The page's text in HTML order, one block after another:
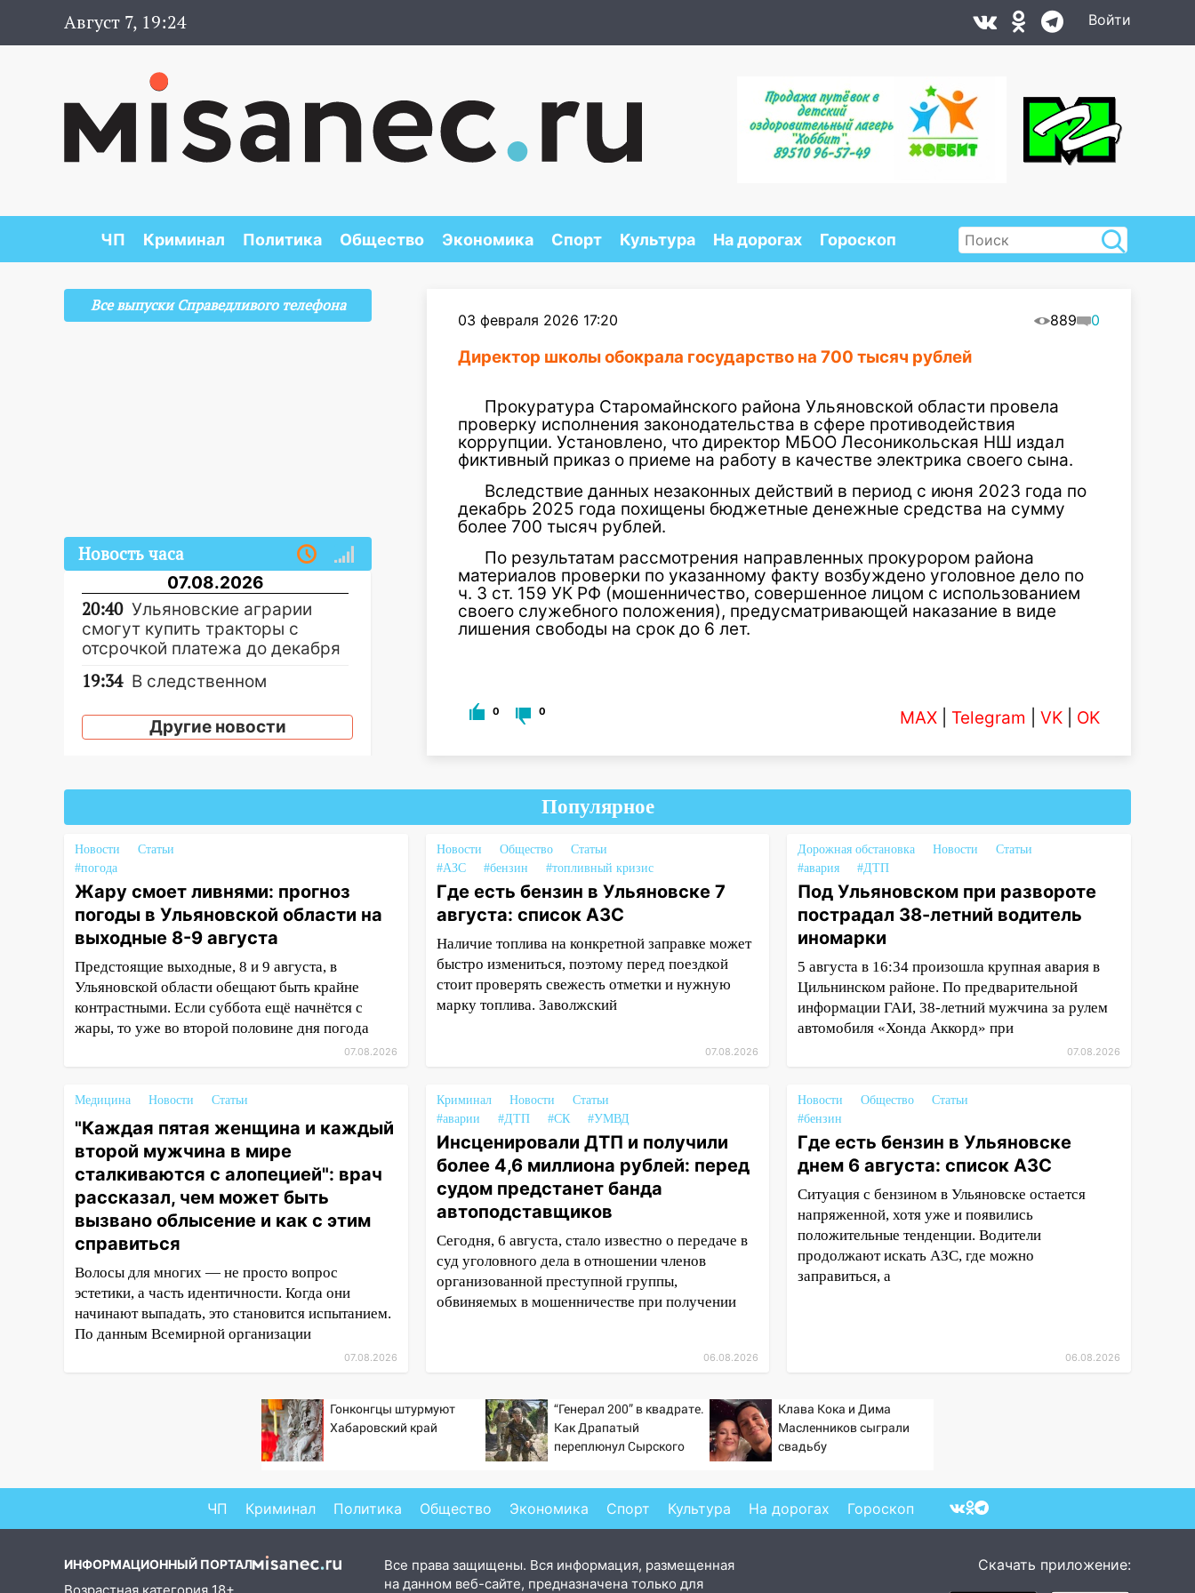
Август 7, 19:24 Войти
ЧП Криминал Политика Общество Экономика Спорт Культура На дорогах Гороскоп
03 февраля 2026 17:20 889 0
Директор школы обокрала государство на 700 тысяч рублей
Прокуратура Старомайнского района Ульяновской области провела
проверку исполнения законодательства в сфере противодействия
коррупции. Установлено, что директор МБОО Лесоникольская НШ издал
фиктивный приказ о приеме на работу в качестве электрика своего сына.
Вследствие данных незаконных действий в период с июня 2023 года по
декабрь 2025 года похищены бюджетные денежные средства на сумму
более 700 тысяч рублей.
По результатам рассмотрения направленных прокурором района
материалов проверки по указанному факту возбуждено уголовное дело по
ч. 3 ст. 159 УК РФ (мошенничество, совершенное лицом с использованием
своего служебного положения), предусматривающей наказание в виде
лишения свободы на срок до 6 лет.
0 0 MAX Telegram VK OK
Все выпуски Справедливого телефона
Новость часа
07.08.2026
20:40 Ульяновские аграрии
смогут купить тракторы с
отсрочкой платежа до декабря
19:34 В следственном
торжественное мероприятие,
приуроченное к празднованию
19:30 Ульяновцев приглашают
поддержать «Симбирскую
чебурашку» на фестивале
«ФормАРТ»
18:11 Ульяновская область
стала пилотным регионом
проекта «Культурное
долголетие»
17:16 В реанимацию
Ульяновской областной
16:51
В Чердаклинском районе
ремонтируют дороги, ставят
остановки и проводят новое
освещение
16:35 В Ульяновске установили
ещё девять бункеров для
крупногабаритного мусора
16:26 В Ульяновске бесплатно
покажут матч «Волги» под
открытым небом
16:12 В Ульяновском
Ульяновцы могут
вернуть деньги за абонементы
«Рекорд-Fitness»
15:34 После вмешательства
Ульяновской области привели
в порядок детские площадки
Другие новости
Популярное
Новости
Статьи
#погода
Жару смоет ливнями: прогноз
погоды в Ульяновской области на
выходные 8-9 августа
Предстоящие выходные, 8 и 9 августа, в
Ульяновской области обещают быть крайне
контрастными. Если суббота ещё начнётся с
жары, то уже во второй половине дня погода
07.08.2026
Новости Общество
Статьи
#АЗС
#бензин #топливный кризис
Где есть бензин в Ульяновске 7
августа: список АЗС
Наличие топлива на конкретной заправке может
быстро измениться, поэтому перед поездкой
стоит проверять свежесть отметки и нужную
марку топлива. Заволжский
07.08.2026
Дорожная обстановка Новости
Статьи
#авария
#ДТП
Под Ульяновском при развороте
пострадал 38-летний водитель
иномарки
5 августа в 16:34 произошла крупная авария в
Цильнинском районе. По предварительной
информации ГАИ, 38-летний мужчина за рулем
автомобиля «Хонда Аккорд» при
07.08.2026
Медицина Новости Статьи
"Каждая пятая женщина и каждый
второй мужчина в мире
сталкиваются с алопецией": врач
рассказал, чем может быть
вызвано облысение и как с этим
справиться
Волосы для многих — не просто вопрос
эстетики, а часть идентичности. Когда они
начинают выпадать, это становится испытанием.
По данным Всемирной организации
07.08.2026
Криминал Новости
Статьи
#аварии
#ДТП #СК #УМВД
Инсценировали ДТП и получили
более 4,6 миллиона рублей: перед
судом предстанет банда
автоподставщиков
Сегодня, 6 августа, стало известно о передаче в
суд уголовного дела в отношении членов
организованной преступной группы,
обвиняемых в мошенничестве при получении
06.08.2026
Новости Общество
Статьи
#бензин
Где есть бензин в Ульяновске
днем 6 августа: список АЗС
Ситуация с бензином в Ульяновске остается
напряженной, хотя уже и появились
положительные тенденции. Водители
продолжают искать АЗС, где можно
заправиться, а
06.08.2026
Гонконгцы штурмуют
Хабаровский край
“Генерал 200” в квадрате.
Как Драпатый
переплюнул Сырского
Клава Кока и Дима
Масленников сыграли
свадьбу
ЧП Криминал Политика Общество Экономика Спорт Культура На дорогах Гороскоп
ИНФОРМАЦИОННЫЙ ПОРТАЛ
Все права защищены. Вся информация, размещенная
на данном веб-сайте, предназначена только для
Скачать приложение: